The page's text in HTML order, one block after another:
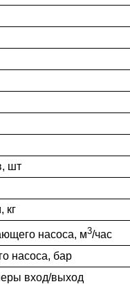
шт
кг
насоса, м3/час
насоса, бар
вход/выход